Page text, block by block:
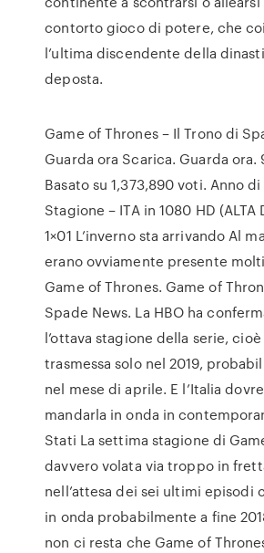
contorto gioco di potere, che
l’ultima discendente della
deposta.
Game of Thrones – Il Trono di
Guarda ora Scarica. Guarda ora.
Basato su 1,373,890 voti. Anno
Stagione – ITA in 1080 HD (ALTA
1×01 L’inverno sta arrivando Al
erano ovviamente presente
Game of Thrones. Game of
Spade News. La HBO ha
l’ottava stagione della serie, cioè
trasmessa solo nel 2019,
nel mese di aprile. E l’Italia
mandarla in onda in
Stati La settima stagione di
davvero volata via troppo in
nell’attesa dei sei ultimi episodi
in onda probabilmente a fine
non ci resta che Game of